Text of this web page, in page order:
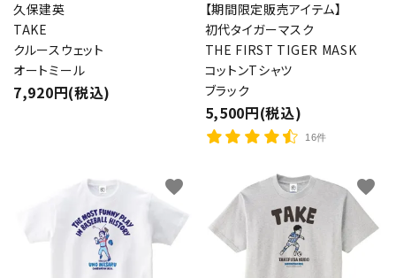
久保建英
TAKE
クルースウェット
オートミール
7,920円(税込)
【期間限定販売アイテム】
初代タイガーマスク
THE FIRST TIGER MASK
コットンTシャツ
ブラック
5,500円(税込)
16件
favorite favorite